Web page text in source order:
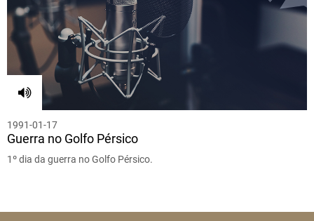
1991-01-17
Guerra no Golfo Pérsico
1º dia da guerra no Golfo Pérsico.